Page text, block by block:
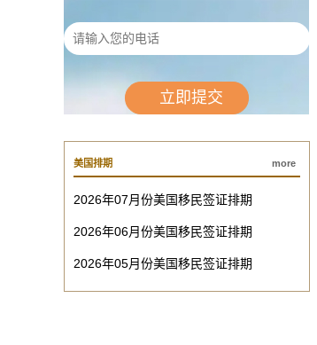
美国排期 more
2026年07月份美国移民签证排期
2026年06月份美国移民签证排期
2026年05月份美国移民签证排期